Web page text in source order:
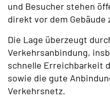
und Besucher stehen
direkt vor dem Gebäude
Die Lage überzeugt
Verkehrsanbindung,
schnelle Erreichbarkeit
sowie die gute
Verkehrsnetz.